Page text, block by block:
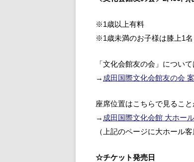
※1歳以上有料
※1歳未満のお子様は膝上1名
「文化会館友の会」につい
→ 成田国際文化会館友の会
座席位置はこちらで見るこ
→ 成田国際文化会館 大ホー
（上記のページに大ホール
☆チケット発売日